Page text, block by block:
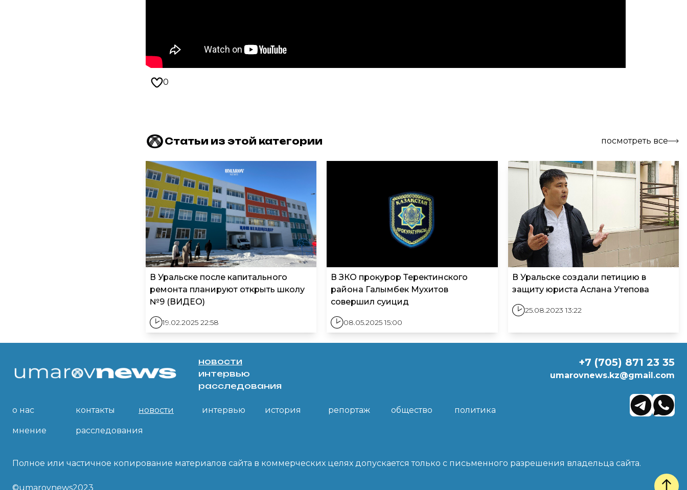
0
Статьи из этой категории посмотреть все
В Уральске после капитального
ремонта планируют открыть школу
№9 (ВИДЕО)
19.02.2025 22:58
В ЗКО прокурор Теректинского
района Галымбек Мухитов
совершил суицид
08.05.2025 15:00
В Уральске создали петицию в
защиту юриста Аслана Утепова
25.08.2023 13:22
новости
интервью
расследования
о нас контакты новости интервью история репортаж общество политика
мнение расследования
+7 (705) 871 23 35
umarovnews.kz@gmail.com
Полное или частичное копирование материалов сайта в коммерческих целях допускается только с письменного разрешения владельца сайта.
©umarovnews2023